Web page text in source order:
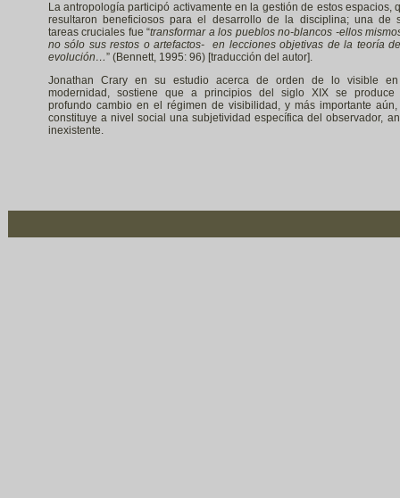
La antropología participó activamente en la gestión de estos espacios,
resultaron beneficiosos para el desarrollo de la disciplina; una de
tareas cruciales fue “transformar a los pueblos no-blancos -ellos
no sólo sus restos o artefactos- en lecciones objetivas de la teoría
evolución…” (Bennett, 1995: 96) [traducción del autor].
Jonathan Crary en su estudio acerca de orden de lo visible
modernidad, sostiene que a principios del siglo XIX se produce
profundo cambio en el régimen de visibilidad, y más importante
constituye a nivel social una subjetividad específica del observador,
inexistente.